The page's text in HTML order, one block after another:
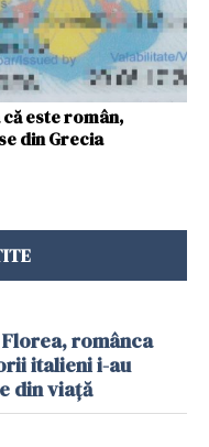
este român,
din Grecia
românca
italieni i-au
din viață